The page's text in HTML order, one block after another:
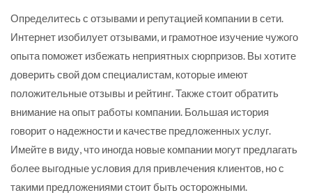
Определитесь с отзывами и репутацией компании в сети.
Интернет изобилует отзывами, и грамотное изучение чужого
опыта поможет избежать неприятных сюрпризов. Вы хотите
доверить свой дом специалистам, которые имеют
положительные отзывы и рейтинг. Также стоит обратить
внимание на опыт работы компании. Большая история
говорит о надежности и качестве предложенных услуг.
Имейте в виду, что иногда новые компании могут предлагать
более выгодные условия для привлечения клиентов, но с
такими предложениями стоит быть осторожными.